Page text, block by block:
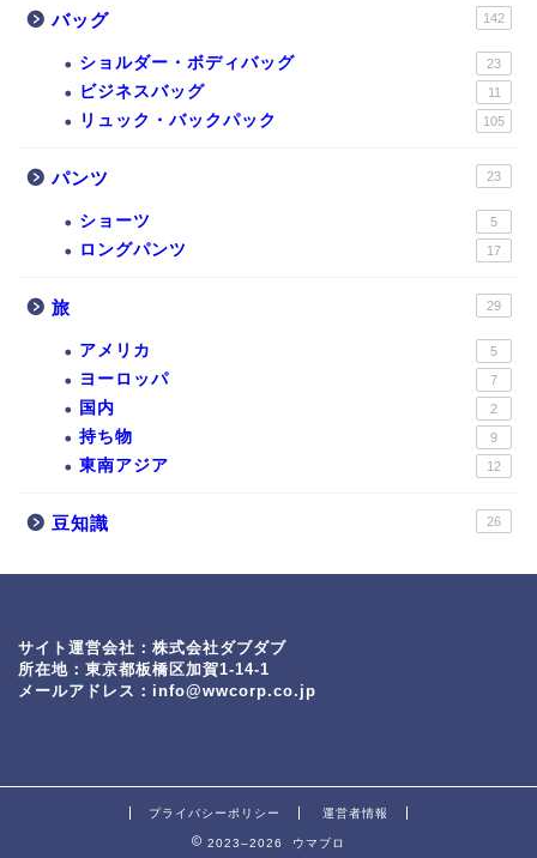
バッグ 142
ショルダー・ボディバッグ 23
ビジネスバッグ 11
リュック・バックパック 105
パンツ 23
ショーツ 5
ロングパンツ 17
旅 29
アメリカ 5
ヨーロッパ 7
国内 2
持ち物 9
東南アジア 12
豆知識 26
サイト運営会社：株式会社ダブダブ
所在地： 東京都板橋区加賀1-14-1
メールアドレス：info@wwcorp.co.jp
プライバシーポリシー 運営者情報
2023–2026 ウマブロ